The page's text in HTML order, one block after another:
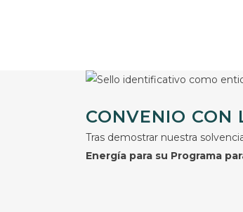
CONVENIO
Tras demostrar nuestra
Energía para su Programa